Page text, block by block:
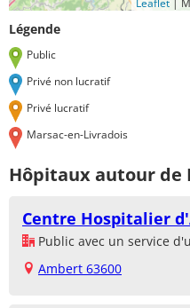
Leaflet |
Légende
Public
Privé non lucratif
Privé lucratif
Marsac-en-Livradois
Hôpitaux autour de
Centre Hospitalier
Public avec un service
Ambert 63600